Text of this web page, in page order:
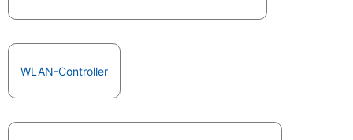
WLAN-Controller